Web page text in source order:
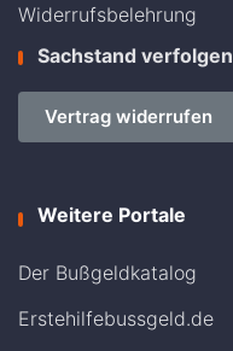
Widerrufsbelehrung
Sachstand verfolgen
Vertrag widerrufen
Weitere Portale
Der Bußgeldkatalog
Erstehilfebussgeld.de